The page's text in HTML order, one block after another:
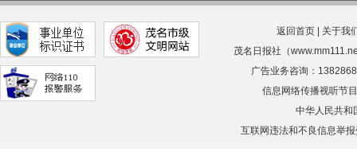
返回首页
关于我
茂名日报社（
广告业务咨询：
信息网络传播视听节
中华人民共和
互联网违法和不良信息举